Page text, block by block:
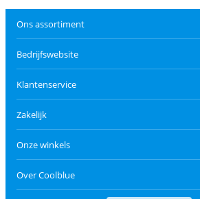
Ons assortiment
Bedrijfswebsite
Klantenservice
Zakelijk
Onze winkels
Over Coolblue